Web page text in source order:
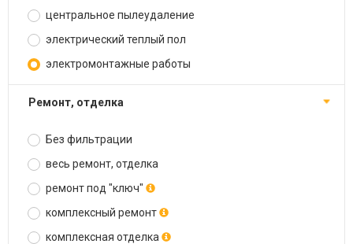
центральное пылеудаление
электрический теплый пол
электромонтажные работы
ремонт, отделка
Без фильтрации
весь ремонт, отделка
ремонт под "ключ"
комплексный ремонт
комплексная отделка